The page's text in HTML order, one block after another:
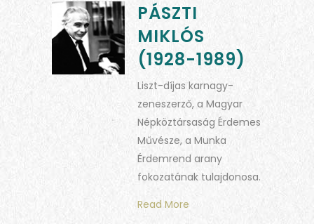
PÁSZTI
MIKLÓS
(1928-1989)
Liszt-díjas karnagy-
zeneszerző, a Magyar
Népköztársaság Érdemes
Művésze, a Munka
Érdemrend arany
fokozatának tulajdonosa.
Read More